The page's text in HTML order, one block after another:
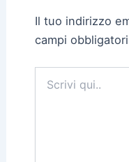
Il tuo indirizzo
campi
qui..